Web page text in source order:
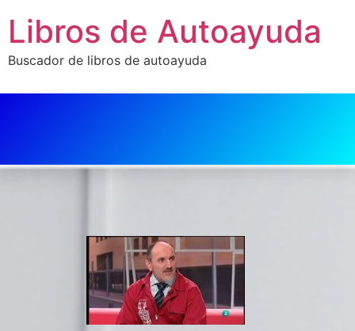
Libros de Autoayuda
Buscador de libros de autoayuda